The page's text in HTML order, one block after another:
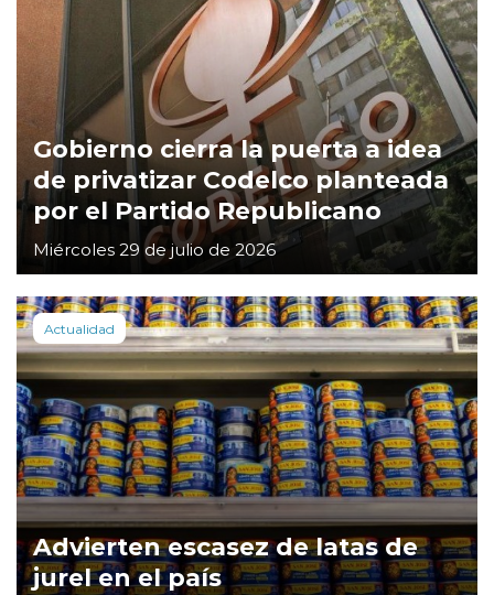
Gobierno cierra la puerta a idea
de privatizar Codelco planteada
por el Partido Republicano
Miércoles 29 de julio de 2026
Actualidad
Advierten escasez de latas de
jurel en el país